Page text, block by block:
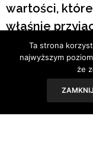
wartości,
właśnie
osobami, do
wsparcie,
sytuacjach.
uwagę, że
wymaga nie
Ta strona
najwyższym
że
ZAMKNIJ